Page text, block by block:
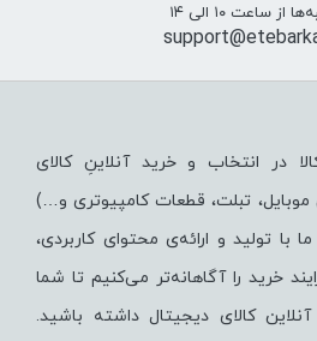
ساعت ۱۰ الی ۱۴
در انتخاب و خرید آنلاینِ کالای
تبلت، قطعات کامپیوتری و…)
با تولید و ارائه‌ی محتوای کاربردی،
خرید را آگاهانه‌تر می‌کنیم تا شما
کالای دیجیتال داشته باشید.